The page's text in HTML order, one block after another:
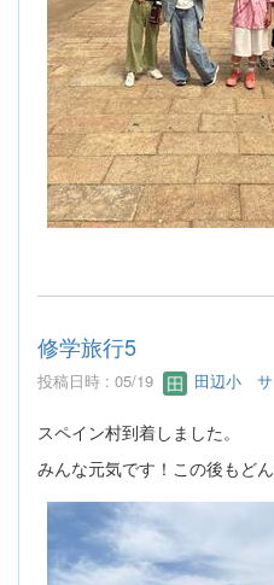
修学旅行5
投稿日時 : 05/19 田辺小 サ
スペイン村到着しました。
みんな元気です！この後もど